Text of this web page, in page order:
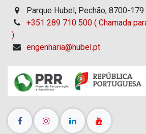
Parque Hubel, Pechão, 8700-179
+351 289 710 500 ( Chamada
)
engenharia@hubel.pt